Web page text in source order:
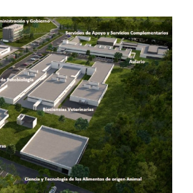
de Enfermería